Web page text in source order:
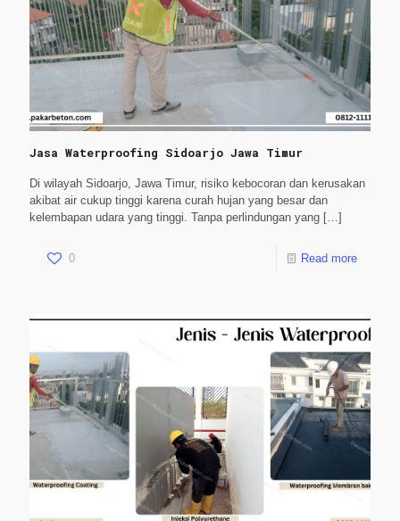
Jasa Waterproofing Sidoarjo Jawa Timur
Di wilayah Sidoarjo, Jawa Timur, risiko kebocoran dan kerusakan
akibat air cukup tinggi karena curah hujan yang besar dan
kelembapan udara yang tinggi. Tanpa perlindungan yang […]
0 Read more